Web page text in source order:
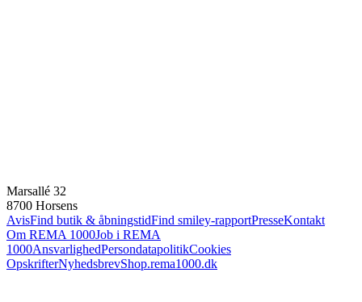
Marsallé 32
8700 Horsens
AvisFind butik & åbningstidFind smiley-rapportPresseKontakt
Om REMA 1000Job i REMA
1000AnsvarlighedPersondatapolitikCookies
OpskrifterNyhedsbrevShop.rema1000.dk